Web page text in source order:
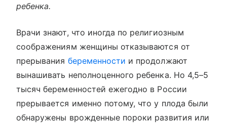
ребенка.
Врачи знают, что иногда по религиозным
соображениям женщины отказываются от
прерывания беременности и продолжают
вынашивать неполноценного ребенка. Но 4,5–5
тысяч беременностей ежегодно в России
прерывается именно потому, что у плода были
обнаружены врожденные пороки развития или